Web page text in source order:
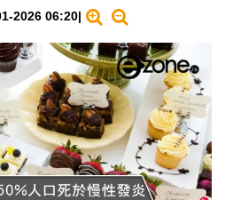
2026 06:20|